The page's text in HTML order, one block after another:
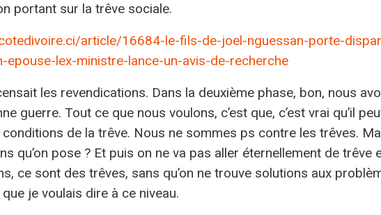
portant sur la trêve sociale.
article/16684-le-fils-de-joel-nguessan-porte-
epouse-lex-ministre-lance-un-avis-de-recherche
les revendications. Dans la deuxième phase, bon, nous
guerre. Tout ce que nous voulons, c’est que, c’est vrai qu’il
de la trêve. Nous ne sommes ps contre les trêves.
qu’on pose ? Et puis on ne va pas aller éternellement de trêve
ce sont des trêves, sans qu’on ne trouve solutions aux
je voulais dire à ce niveau.